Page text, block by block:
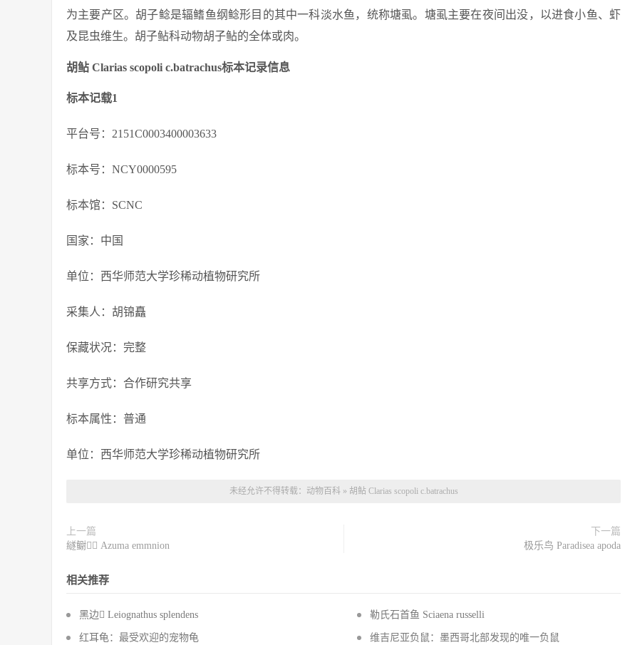
为主要产区。胡子鲶是辐鳍鱼纲鲶形目的其中一科淡水鱼，统称塘虱。塘虱主要在夜间出没，以进食小鱼、虾
及昆虫维生。胡子鲇科动物胡子鲇的全体或肉。
胡鲇 Clarias scopoli c.batrachus标本记录信息
标本记载1
平台号：2151C0003400003633
标本号：NCY0000595
标本馆：SCNC
国家：中国
单位：西华师范大学珍稀动植物研究所
采集人：胡锦矗
保藏状况：完整
共享方式：合作研究共享
标本属性：普通
单位：西华师范大学珍稀动植物研究所
未经允许不得转载： 动物百科 » 胡鲇 Clarias scopoli c.batrachus
上一篇
繸鳚 Azuma emmnion
下一篇
极乐鸟 Paradisea apoda
相关推荐
黑边 Leiognathus splendens 勒氏石首鱼 Sciaena russelli
红耳龟：最受欢迎的宠物龟 维吉尼亚负鼠：墨西哥北部发现的唯一负鼠